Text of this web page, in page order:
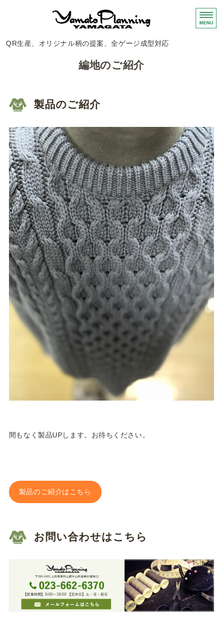
ニット・布帛製
QR生産、オリジナル柄の提案、全ゲージ成型対応
編地のご紹介
会社概要
お問い合わせ
編地のご紹介
製品のご紹介
間もなく製品UPします。お待ちください。
製品のご紹介はこちら
お問い合わせはこちら